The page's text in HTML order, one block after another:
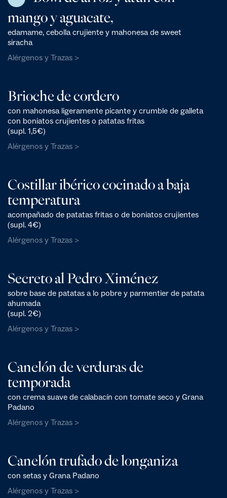
mango y aguacate,
edamame, cebolla crujiente y mahonesa de sweet
siracha
Alérgenos y Trazas >
Brioche de cordero
con mahonesa ligeramente picante y crumble de galleta
con boniatos crujientes o patatas fritas
(supl. 1,5€)
Alérgenos y Trazas >
Costillar ibérico cocinado a baja
temperatura
acompañado de patatas fritas o de boniatos crujientes
(supl. 4€)
Alérgenos y Trazas >
Secreto al Pedro Ximénez
sobre base de patatas a lo pobre y parmentier de patata
ahumada
(supl. 2€)
Alérgenos y Trazas >
Canelón de verduras de
temporada
con crema suave de calabacín con tomate seco y Grana
Padano
Alérgenos y Trazas >
Canelón trufado de longaniza
con setas y Grana Padano
Alérgenos y Trazas >